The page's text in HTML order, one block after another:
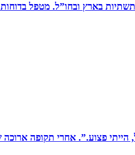
כ15 שנים מנהל כספים בחברות תעשייה ותשתיות
פצוע.”. אחרי תקופה ארוכה